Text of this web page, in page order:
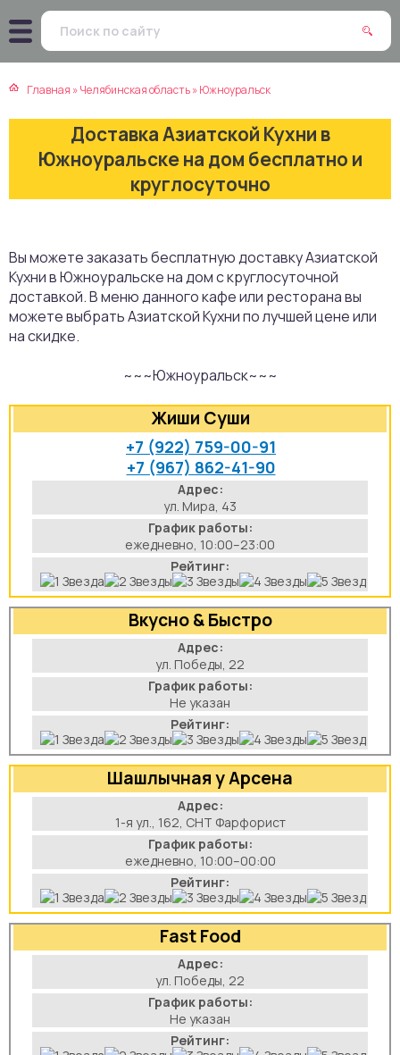
Главная »Челябинская область»Южноуральск
Доставка Азиатской Кухни в
Южноуральске на дом бесплатно и
круглосуточно
Вы можете заказать бесплатную доставку Азиатской
Кухни в Южноуральске на дом с круглосуточной
доставкой. В меню данного кафе или ресторана вы
можете выбрать Азиатской Кухни по лучшей цене или
на скидке.
~~~Южноуральск~~~
Жиши Суши
+7 (922) 759-00-91
+7 (967) 862-41-90
Адрес:
ул. Мира, 43
График работы:
ежедневно, 10:00–23:00
Рейтинг:
Вкусно & Быстро
Адрес:
ул. Победы, 22
График работы:
Не указан
Рейтинг:
Шашлычная у Арсена
Адрес:
1-я ул., 162, СНТ Фарфорист
График работы:
ежедневно, 10:00–00:00
Рейтинг:
Fast Food
Адрес:
ул. Победы, 22
График работы:
Не указан
Рейтинг:
кухня
кухня
кухня